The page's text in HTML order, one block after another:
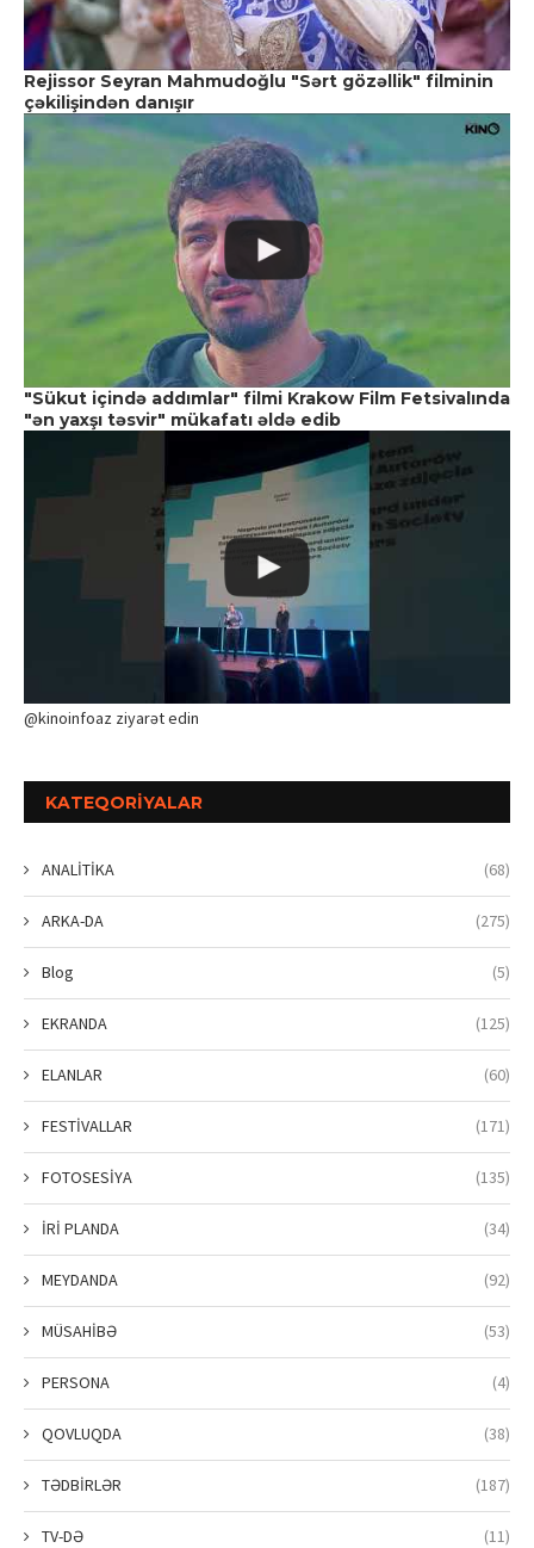
Rejissor Seyran Mahmudoğlu "Sərt gözəllik" filminin
çəkilişindən danışır
"Sükut içində addımlar" filmi Krakow Film Fetsivalında
"ən yaxşı təsvir" mükafatı əldə edib
@kinoinfoaz ziyarət edin
KATEQORIYALAR
ANALİTİKA (68)
ARKA-DA (275)
Blog (5)
EKRANDA (125)
ELANLAR (60)
FESTİVALLAR (171)
FOTOSESİYA (135)
İRİ PLANDA (34)
MEYDANDA (92)
MÜSAHİBƏ (53)
PERSONA (4)
QOVLUQDA (38)
TƏDBİRLƏR (187)
TV-DƏ (11)